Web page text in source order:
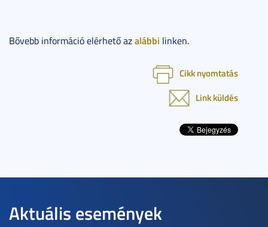
Bővebb információ elérhető azalábbi linken.
Cikk nyomtatás
Link küldés
Aktuális események